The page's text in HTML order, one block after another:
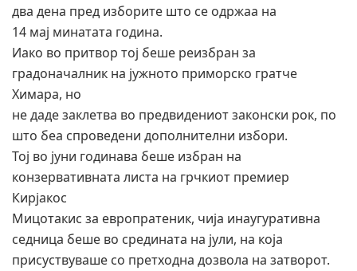
два дена пред изборите што се одржаа на
14 мај минатата година.
Иако во притвор тој беше реизбран за
градоначалник на јужното приморско гратче
Химара, но
не даде заклетва во предвидениот законски рок, по
што беа спроведени дополнителни избори.
Тој во јуни годинава беше избран на
конзервативната листа на грчкиот премиер
Кирјакос
Мицотакис за европратеник, чија инаугуративна
седница беше во средината на јули, на која
присуствуваше со претходна дозвола на затворот.